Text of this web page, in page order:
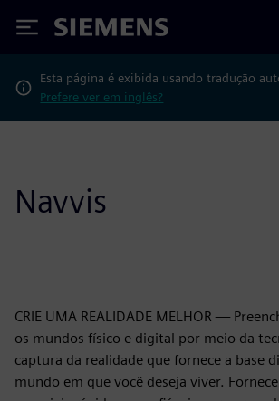
Siemens
Esta página é exibida usando tradução
Prefere ver em inglês?
Navvis
CRIE UMA REALIDADE MELHOR —
os mundos físico e digital por meio da
captura da realidade que fornece a base
mundo em que você deseja viver.